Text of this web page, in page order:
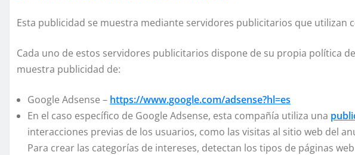
Esta publicidad se muestra mediante servidores publicitarios que
Cada uno de estos servidores publicitarios dispone de su propia política
muestra publicidad de:
Google Adsense – https://www.google.com/adsense?hl=es
En el caso específico de Google Adsense, esta compañía utiliza una
interacciones previas de los usuarios, como las visitas al sitio web del
Para crear las categorías de intereses, detectan los tipos de páginas